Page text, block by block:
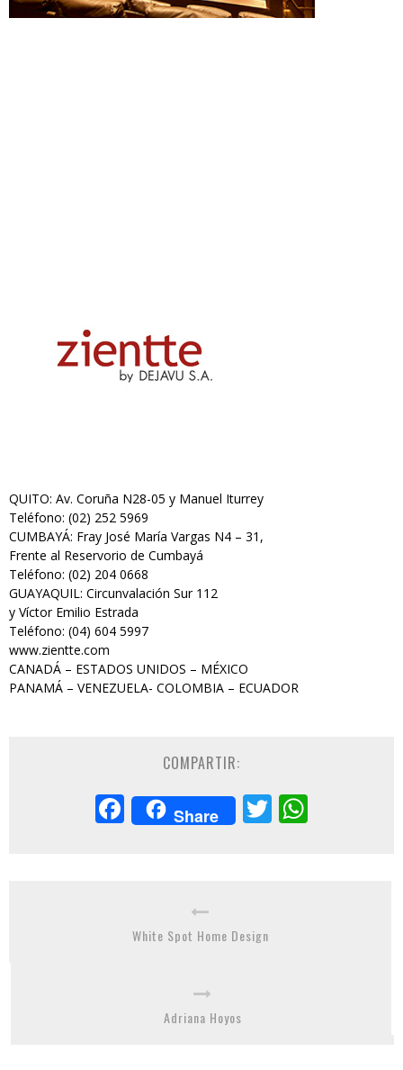
QUITO: Av. Coruña N28-05 y Manuel Iturrey
Teléfono: (02) 252 5969
CUMBAYÁ: Fray José María Vargas N4 – 31,
Frente al Reservorio de Cumbayá
Teléfono: (02) 204 0668
GUAYAQUIL: Circunvalación Sur 112
y Víctor Emilio Estrada
Teléfono: (04) 604 5997
www.zientte.com
CANADÁ – ESTADOS UNIDOS – MÉXICO
PANAMÁ – VENEZUELA- COLOMBIA – ECUADOR
COMPARTIR:
Facebook
Share Twitter
White Spot Home Design
Adriana Hoyos